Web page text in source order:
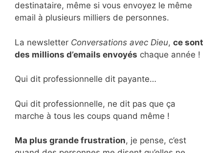
destinataire, même si vous envoyez le même
email à plusieurs milliers de personnes.
La newsletter Conversations avec Dieu, ce sont
des millions d’emails envoyés chaque année !
Qui dit professionnelle dit payante…
Qui dit professionnelle, ne dit pas que ça
marche à tous les coups quand même !
Ma plus grande frustration, je pense, c’est